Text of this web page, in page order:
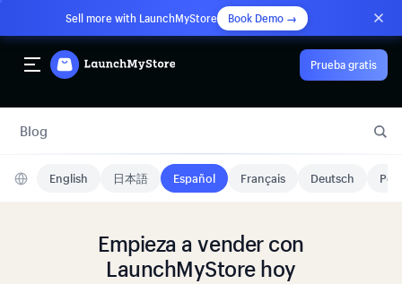
Sell more with LaunchMyStore Book Demo →
Prueba gratis
Blog
English 日本語 Español Français Deutsch
Empieza a vender con
LaunchMyStore hoy